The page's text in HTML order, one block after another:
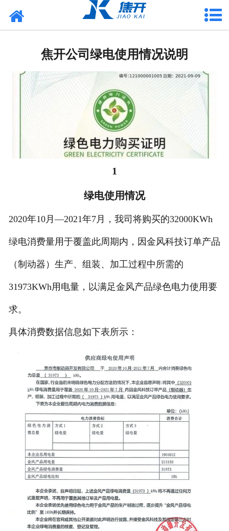
项目案例
联系焦开
焦开公司绿电使用情况说明
1
绿电使用情况
2020年10月—2021年7月，我司将购买的32000KWh
绿电消费量用于覆盖此周期内，因金风科技订单产品
（制动器）生产、组装、加工过程中所需的
31973KWh用电量，以满足金风产品绿色电力使用要
求。
具体消费数据信息如下表所示：